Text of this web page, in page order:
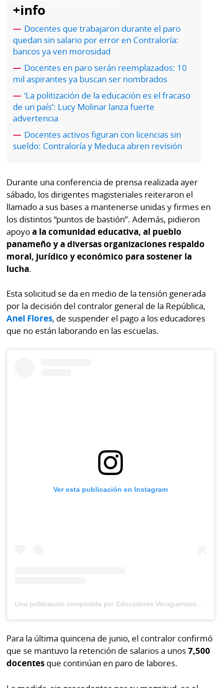
Metro
por
Metro
Tienda
Panamá
Tus
Tiquetes
Cero
KM
Mi
Diario
Ellas
Club
La
Prensa
Busca
Fácil
⌾
Picante
⌾
La
Repregunta
⌾
Cual
⌾
Sabrina
Sin
Censura
+info
Docentes que trabajaron durante el paro
quedan sin salario por error en Contraloría:
bancos ya ven morosidad
Docentes en paro serán reemplazados: 10
mil aspirantes ya buscan ser nombrados
‘La politización de la educación es el fracaso
de un país’: Lucy Molinar lanza fuerte
advertencia
Docentes activos figuran con licencias sin
sueldo: Contraloría y Meduca abren revisión
Durante una conferencia de prensa realizada ayer
sábado, los dirigentes magisteriales reiteraron el
llamado a sus bases a mantenerse unidas y firmes en
los distintos “puntos de bastión”. Además, pidieron
apoyoa la comunidad educativa, al pueblo
panameño y a diversas organizaciones respaldo
moral, jurídico y económico para sostener la
lucha.
Esta solicitud se da en medio de la tensión generada
por la decisión del contralor general de la República,
Anel Flores, de suspender el pago a los educadores
que no están laborando en las escuelas.
Ver esta publicación en Instagram
Para la última quincena de junio, el contralor confirmó
que se mantuvo la retención de salarios a unos7,500
docentes que continúan en paro de labores.